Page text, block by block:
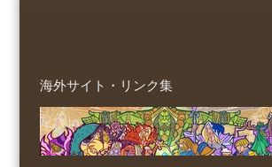
海外サイト・リンク集